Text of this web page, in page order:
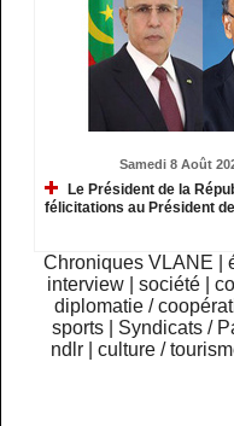
Samedi 8 Août
Le Président de la
félicitations au Président
Chroniques VLANE
interview
|société |
diplomatie /
sports
Syndicats /
ndlr
|culture /